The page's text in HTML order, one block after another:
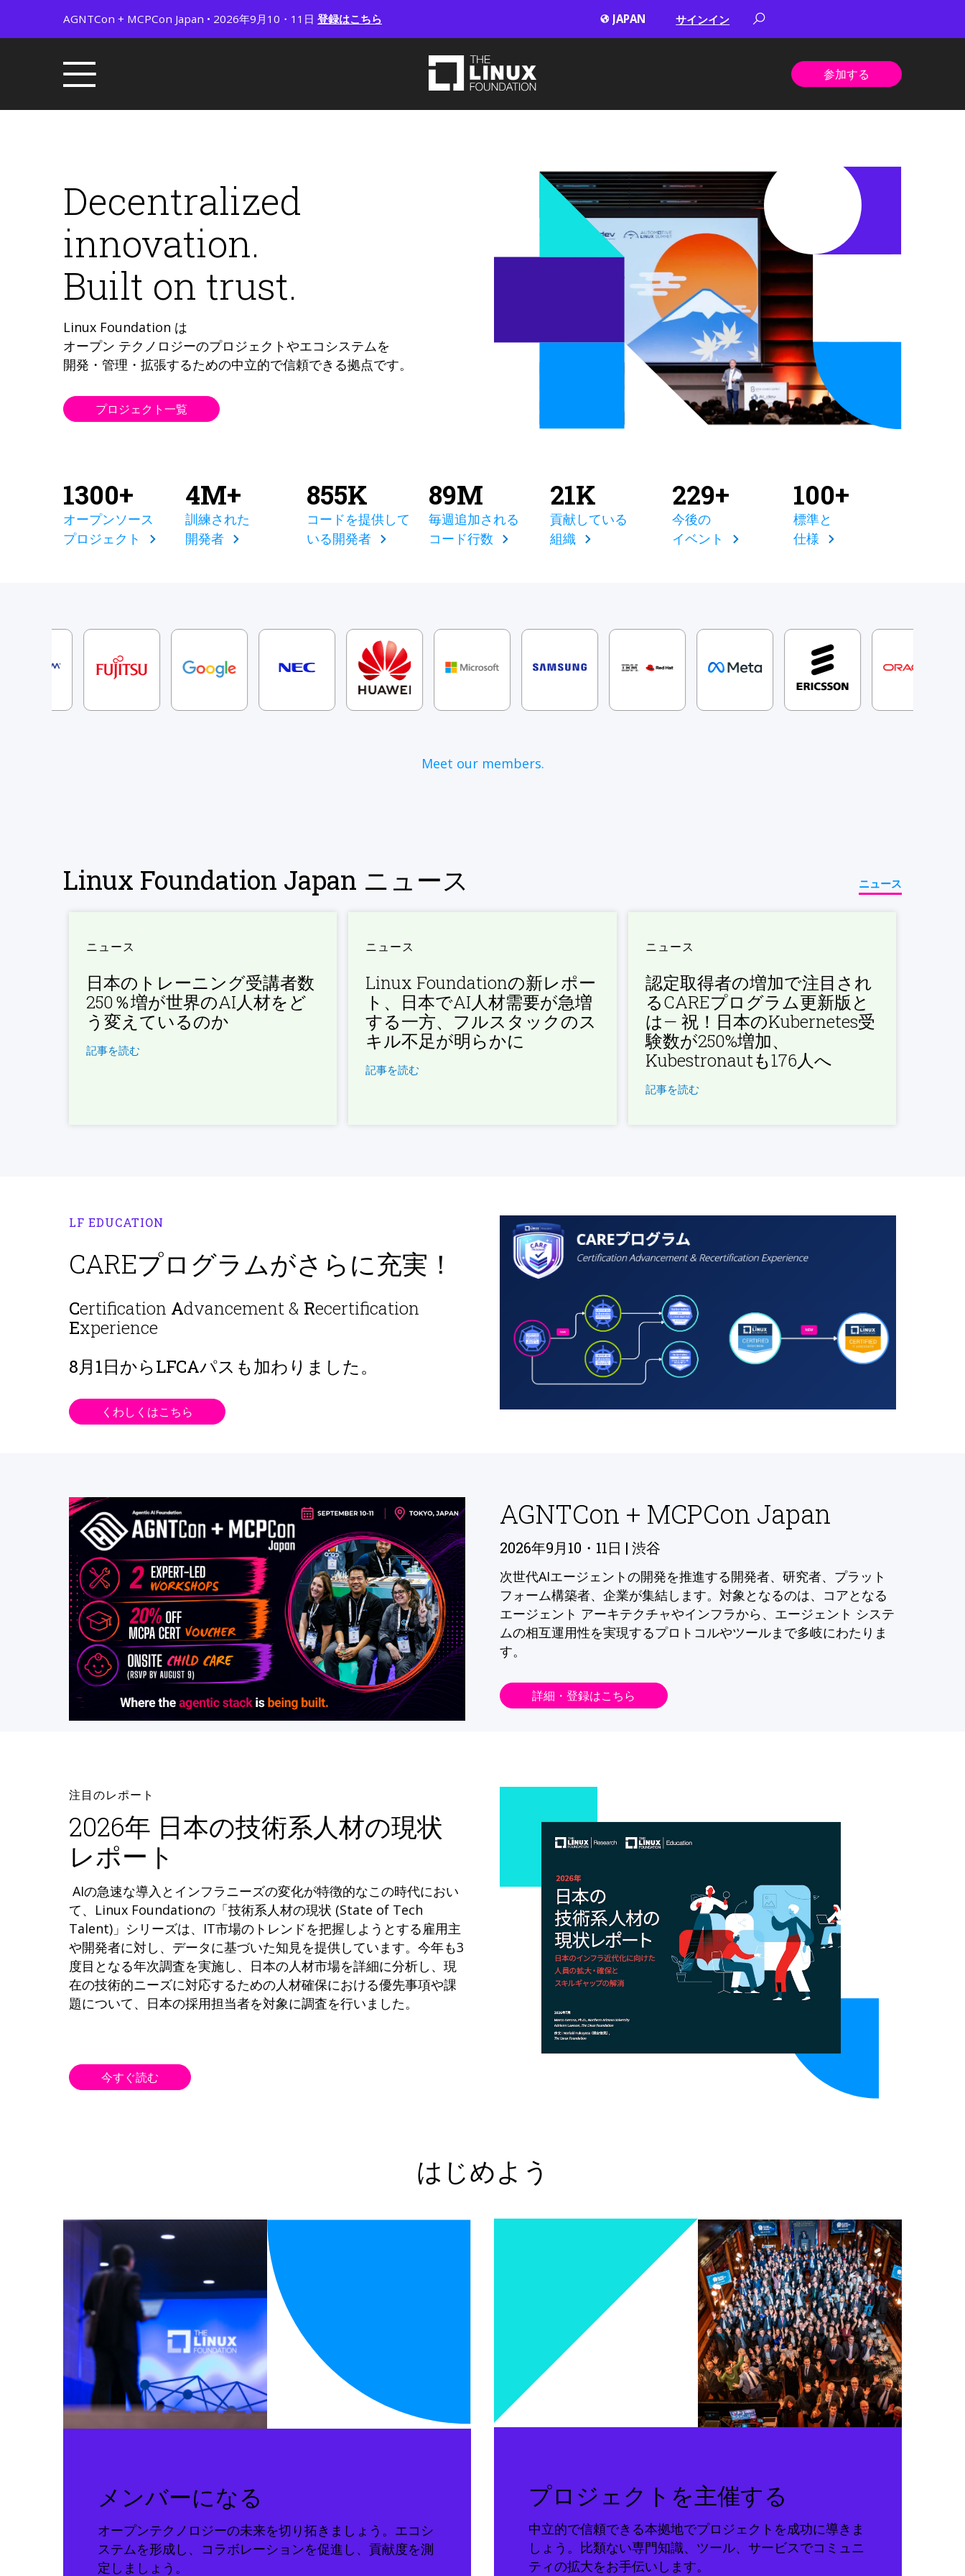
AGNTCon + MCPCon Japan • 2026年9月10・11日 登録はこちら サインイン
参加する
Decentralized
innovation.
Built on trust.
Linux Foundation は
オープン テクノロジーのプロジェクトやエコシステムを
開発・管理・拡張するための中立的で信頼できる拠点です。
プロジェクト一覧
1300+
オープンソース
プロジェクト
4M+
訓練された
開発者
855K
コードを提供して
いる開発者
89M
毎週追加される
コード行数
21K
貢献している
組織
229+
今後の
イベント
100+
標準と
仕様
Meet our members.
Linux Foundation Japan ニュース ニュース
ニュース
日本のトレーニング受講者数
250％増が世界のAI人材をど
う変えているのか
記事を読む
ニュース
Linux Foundationの新レポー
ト、日本でAI人材需要が急増
する一方、フルスタックのス
キル不足が明らかに
記事を読む
ニュース
認定取得者の増加で注目され
るCAREプログラム更新版と
は— 祝！日本のKubernetes受
験数が250%増加、
Kubestronautも176人へ
記事を読む
LF EDUCATION
CAREプログラムがさらに充実！
Certification Advancement & Recertification
Experience
8月1日からLFCAパスも加わりました。
くわしくはこちら
AGNTCon + MCPCon Japan
2026年9月10・11日 | 渋谷
次世代AIエージェントの開発を推進する開発者、研究者、プラット
フォーム構築者、企業が集結します。対象となるのは、コアとなる
エージェント アーキテクチャやインフラから、エージェント システ
ムの相互運用性を実現するプロトコルやツールまで多岐にわたりま
す。
詳細・登録はこちら
注目のレポート
2026年 日本の技術系人材の現状
レポート
AIの急速な導入とインフラニーズの変化が特徴的なこの時代におい
て、Linux Foundationの「技術系人材の現状 (State of Tech
Talent)」シリーズは、IT市場のトレンドを把握しようとする雇用主
や開発者に対し、データに基づいた知見を提供しています。今年も3
度目となる年次調査を実施し、日本の人材市場を詳細に分析し、現
在の技術的ニーズに対応するための人材確保における優先事項や課
題について、日本の採用担当者を対象に調査を行いました。
今すぐ読む
はじめよう
メンバーになる
オープンテクノロジーの未来を切り拓きましょう。エコシ
ステムを形成し、コラボレーションを促進し、貢献度を測
定しましょう。
プロジェクトを主催する
中立的で信頼できる本拠地でプロジェクトを成功に導きま
しょう。比類ない専門知識、ツール、サービスでコミュニ
ティの拡大をお手伝いします。